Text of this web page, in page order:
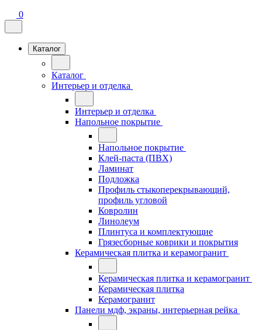
0
Каталог
Каталог
Интерьер и отделка
Интерьер и отделка
Напольное покрытие
Напольное покрытие
Клей-паста (ПВХ)
Ламинат
Подложка
Профиль стыкоперекрывающий,
профиль угловой
Ковролин
Линолеум
Плинтуса и комплектующие
Грязесборные коврики и покрытия
Керамическая плитка и керамогранит
Керамическая плитка и керамогранит
Керамическая плитка
Керамогранит
Панели мдф, экраны, интерьерная рейка